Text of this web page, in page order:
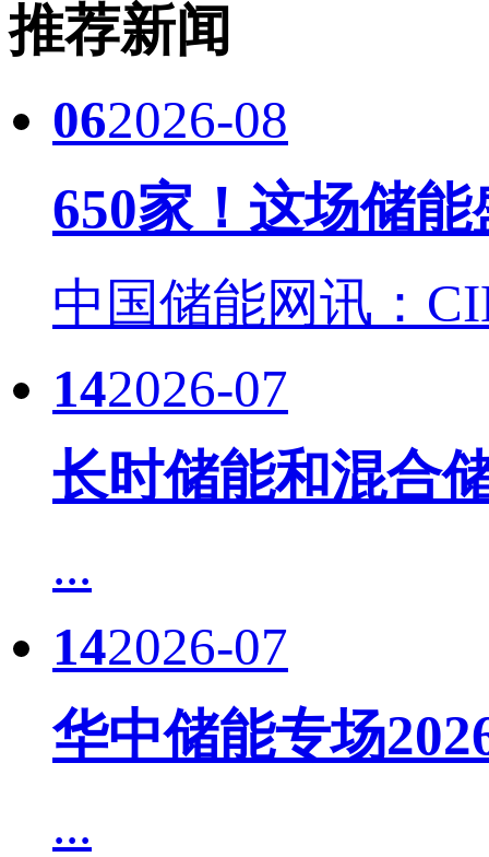
推荐新闻
062026-08
650家！这场储
中国储能网讯：
142026-07
长时储能和混合
...
142026-07
华中储能专场
...